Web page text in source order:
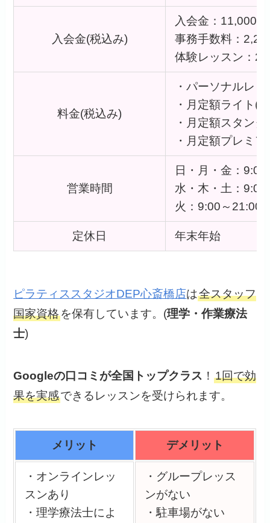
入会金(税込み)
入会金：11,000円
事務手数料：
体験レッスン：
料金(税込み)
・パーソナルレ
・月定額ライト
・月定額スタン
・月定額プレミ
営業時間
日・月・金：
水・木・土：9:00
火：9:00～21:00
定休日 年末年始
ピラティススタジオDEP心斎橋店は全スタッフ
国家資格を保有しています。(理学・作業療法
士)
Googleの口コミが全国トップクラス ！1回で効
果を実感できるレッスンを受けられます。
メリット デメリット
・オンラインレッ
スンあり
・理学療法士によ
・グループレッス
ンがない
・駐車場がない